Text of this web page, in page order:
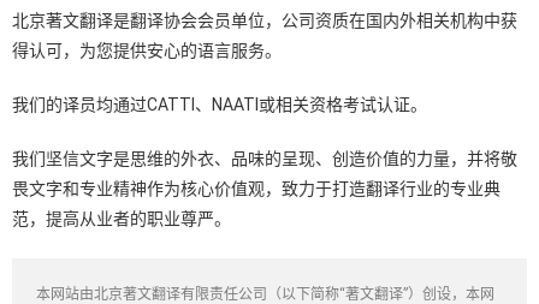
北京著文翻译是翻译协会会员单位，公司资质在国内外相关机构中获
得认可，为您提供安心的语言服务。
我们的译员均通过CATTI、NAATI或相关资格考试认证。
我们坚信文字是思维的外衣、品味的呈现、创造价值的力量，并将敬
畏文字和专业精神作为核心价值观，致力于打造翻译行业的专业典
范，提高从业者的职业尊严。
本网站由北京著文翻译有限责任公司（以下简称“著文翻译”）创设，本网